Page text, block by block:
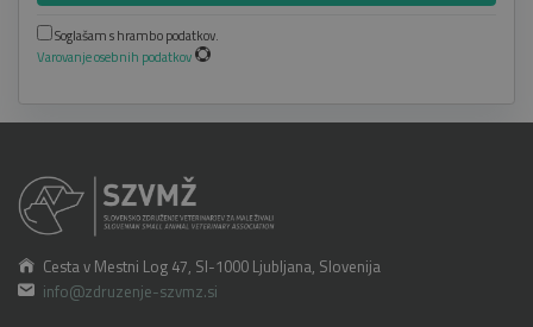
Soglašam s hrambo podatkov.
Varovanje osebnih podatkov
Cesta v Mestni Log 47, SI-1000 Ljubljana, Slovenija
info@zdruzenje-szvmz.si